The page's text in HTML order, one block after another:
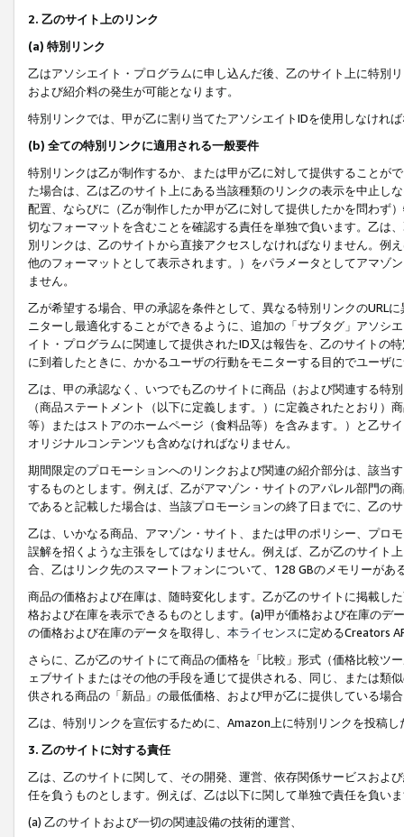
2. 乙のサイト上のリンク
(a) 特別リンク
乙はアソシエイト・プログラムに申し込んだ後、乙のサイト上に特別
および紹介料の発生が可能となります。
特別リンクでは、甲が乙に割り当てたアソシエイトIDを使用しなけれ
(b) 全ての特別リンクに適用される一般要件
特別リンクは乙が制作するか、または甲が乙に対して提供することが
た場合は、乙は乙のサイト上にある当該種類のリンクの表示を中止し
配置、ならびに（乙が制作したか甲が乙に対して提供したかを問わず
切なフォーマットを含むことを確認する責任を単独で負います。乙は
別リンクは、乙のサイトから直接アクセスしなければなりません。例
他のフォーマットとして表示されます。）をパラメータとしてアマゾ
ません。
乙が希望する場合、甲の承認を条件として、異なる特別リンクのURL
ニターし最適化することができるように、追加の「サブタグ」アソシ
イト・プログラムに関連して提供されたID又は報告を、乙のサイトの
に到着したときに、かかるユーザの行動をモニターする目的でユーザ
乙は、甲の承認なく、いつでも乙のサイトに商品（および関連する特
（商品ステートメント（以下に定義します。）に定義されたとおり
等）またはストアのホームページ（食料品等）を含みます。）と乙サ
オリジナルコンテンツも含めなければなりません。
期間限定のプロモーションへのリンクおよび関連の紹介部分は、該当
するものとします。例えば、乙がアマゾン・サイトのアパレル部門の
であると記載した場合は、当該プロモーションの終了日までに、乙の
乙は、いかなる商品、アマゾン・サイト、または甲のポリシー、プロ
誤解を招くような主張をしてはなりません。例えば、乙が乙のサイト
合、乙はリンク先のスマートフォンについて、128 GBのメモリーがあ
商品の価格および在庫は、随時変化します。乙が乙のサイトに掲載し
格および在庫を表示できるものとします。(a)甲が価格および在庫の
の価格および在庫のデータを取得し、 本ライセンスに定めるCreators
さらに、乙が乙のサイトにて商品の価格を「比較」形式（価格比較ツ
ェブサイトまたはその他の手段を通じて提供される、同じ、または類
供される商品の「新品」の最低価格、および甲が乙に提供している場
乙は、特別リンクを宣伝するために、Amazon上に特別リンクを投稿
3. 乙のサイトに対する責任
乙は、乙のサイトに関して、その開発、運営、依存関係サービスおよ
任を負うものとします。例えば、乙は以下に関して単独で責任を負い
(a) 乙のサイトおよび一切の関連設備の技術的運営、